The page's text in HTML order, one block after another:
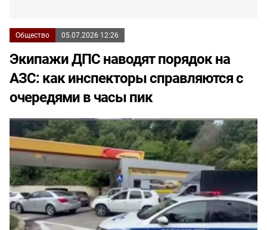
Общество 05.07.2026 12:26
Экипажи ДПС наводят порядок на
АЗС: как инспекторы справляются с
очередями в часы пик